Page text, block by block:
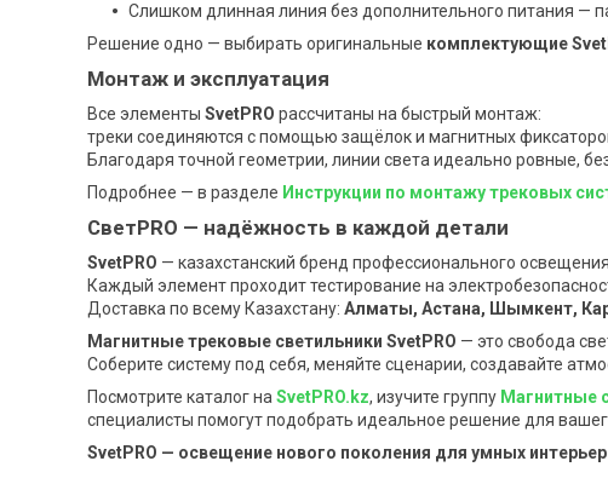
Слишком длинная линия без дополнительного питания —
Решение одно — выбирать оригинальные комплектующие
Монтаж и эксплуатация
Все элементы SvetPRO рассчитаны на быстрый монтаж:
треки соединяются с помощью защёлок и магнитных
Благодаря точной геометрии, линии света идеально ровные,
Подробнее — в разделе Инструкции по монтажу трековых
СветPRO — надёжность в каждой детали
SvetPRO — казахстанский бренд профессионального
Каждый элемент проходит тестирование на
Доставка по всему Казахстану: Алматы, Астана, Шымкент,
Магнитные трековые светильники SvetPRO — это свобода
Соберите систему под себя, меняйте сценарии, создавайте
Посмотрите каталог наSvetPRO.kz, изучите группу Магнитные
специалисты помогут подобрать идеальное решение для
SvetPRO — освещение нового поколения для умных